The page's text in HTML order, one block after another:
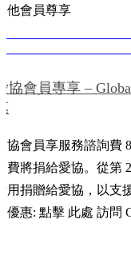
他會員尊享
協會員專享 –
協會員享服務諮詢費
費將捐給愛協。從第
用捐贈給愛協，以支
此處 訪問 Global Paws 網站查詢 條款及細則： 優惠